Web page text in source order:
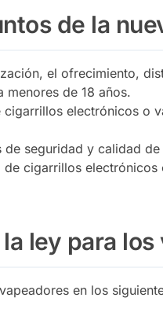
de la
el ofrecimiento,
de 18 años.
electrónicos o
de seguridad y calidad
cigarrillos
ley para
en los